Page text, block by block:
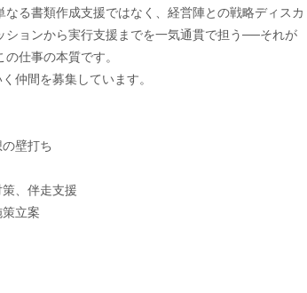
なる書類作成支援ではなく、経営陣との戦略ディスカ
ションから実行支援までを一気通貫で担う──それが
の仕事の本質です。
仲間を募集しています。
壁打ち
、伴走支援
立案